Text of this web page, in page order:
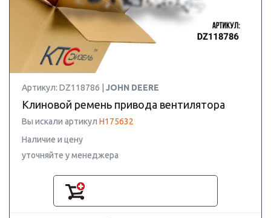
Артикул: DZ118786 | JOHN DEERE
Клиновой ремень привода вентилятора
Вы искали артикул H175632
Наличие и цену
уточняйте у менеджера